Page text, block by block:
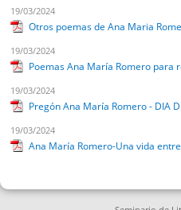
19/03/2024
Otros poemas de Ana Maria
19/03/2024
Poemas Ana María Romero para
19/03/2024
Pregón Ana María Romero - DIA
19/03/2024
Ana María Romero-Una vida